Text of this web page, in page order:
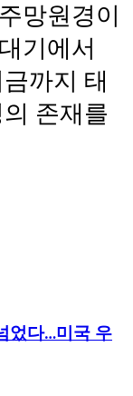
망원경이
기에서
까지 태
존재를
었다…미국 우